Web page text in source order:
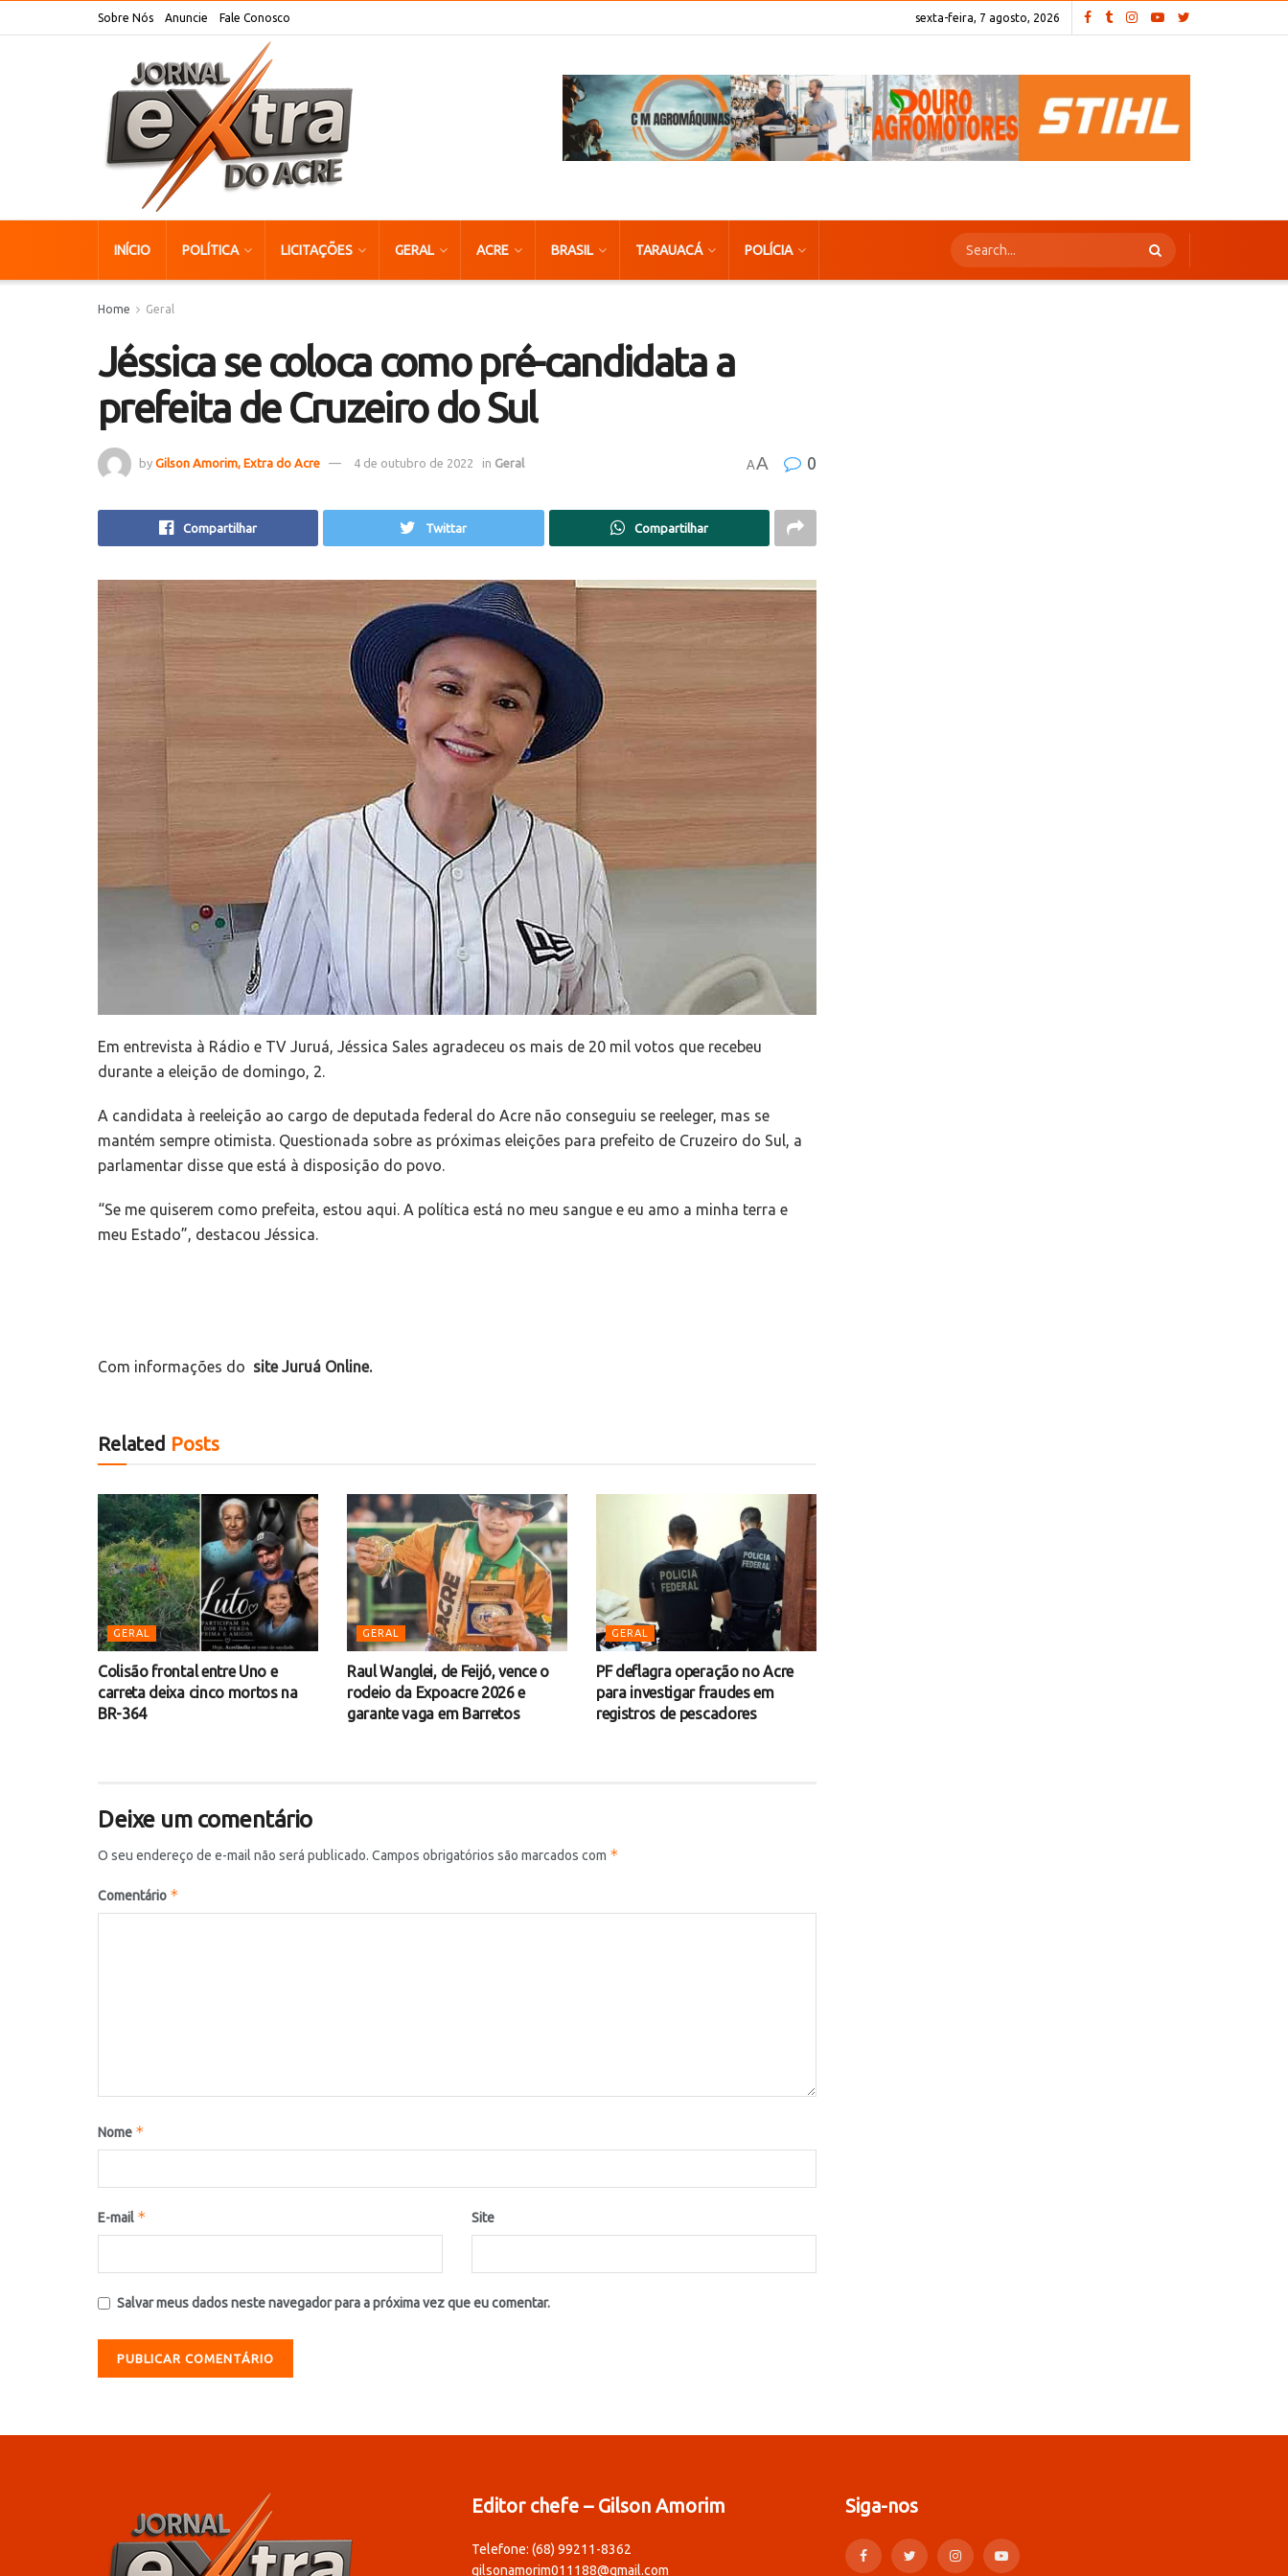
Sobre Nós Anuncie Fale Conosco sexta-feira, 7 agosto, 2026
INÍCIO POLÍTICA LICITAÇÕES GERAL ACRE BRASIL TARAUACÁ POLÍCIA
Home Geral
Jéssica se coloca como pré-candidata a
prefeita de Cruzeiro do Sul
by Gilson Amorim, Extra do Acre 4 de outubro de 2022 in Geral AA 0
Compartilhar Twittar Compartilhar
Em entrevista à Rádio e TV Juruá, Jéssica Sales agradeceu os mais de 20 mil votos que recebeu
durante a eleição de domingo, 2.
A candidata à reeleição ao cargo de deputada federal do Acre não conseguiu se reeleger, mas se
mantém sempre otimista. Questionada sobre as próximas eleições para prefeito de Cruzeiro do Sul, a
parlamentar disse que está à disposição do povo.
“Se me quiserem como prefeita, estou aqui. A política está no meu sangue e eu amo a minha terra e
meu Estado”, destacou Jéssica.
Com informações do site Juruá Online.
Related Posts
GERAL
Colisão frontal entre Uno e
carreta deixa cinco mortos na
BR-364
GERAL
Raul Wanglei, de Feijó, vence o
rodeio da Expoacre 2026 e
garante vaga em Barretos
GERAL
PF deflagra operação no Acre
para investigar fraudes em
registros de pescadores
Deixe um comentário
O seu endereço de e-mail não será publicado. Campos obrigatórios são marcados com *
Comentário *
Nome *
E-mail * Site
Salvar meus dados neste navegador para a próxima vez que eu comentar.
Editor chefe – Gilson Amorim
Telefone: (68) 99211-8362
gilsonamorim011188@gmail.com
Siga-nos